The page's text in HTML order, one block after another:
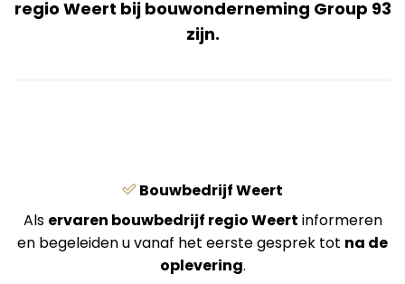
regio Weert bij bouwonderneming Group 93
zijn.
Bouwbedrijf Weert
Als ervaren bouwbedrijf regio Weert informeren
en begeleiden u vanaf het eerste gesprek tot na de
oplevering.